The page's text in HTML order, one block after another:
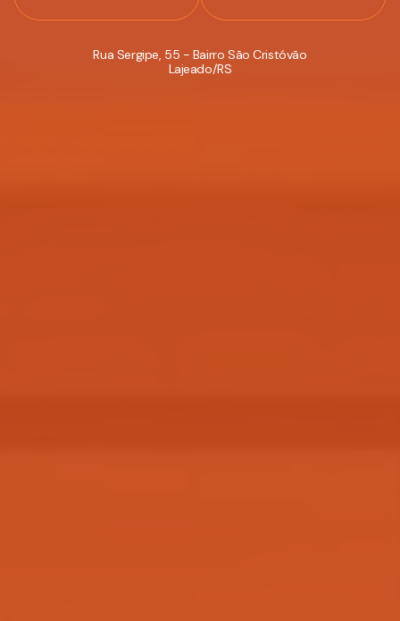
Rua Sergipe, 55 - Bairro São Cristóvão
Lajeado/RS